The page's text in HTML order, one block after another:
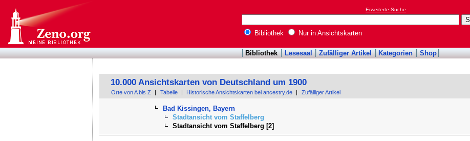
Erweiterte Suche
Bibliothek Nur in Ansichtskarten
Bibliothek Lesesaal Zufälliger Artikel Kategorien Shop
10.000 Ansichtskarten von Deutschland um 1900
Orte von A bis Z Tabelle Historische Ansichtskarten bei ancestry.de Zufälliger Artikel
Bad Kissingen, Bayern
Stadtansicht vom Staffelberg
Stadtansicht vom Staffelberg [2]